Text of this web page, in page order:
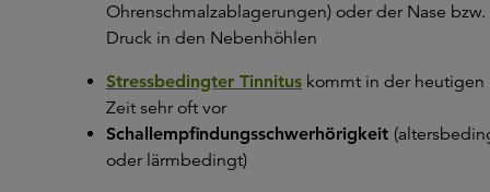
Ohrenschmalzablagerungen) oder der Nase bzw.
Druck in den Nebenhöhlen
Stressbedingter Tinnitus kommt in der heutigen
Zeit sehr oft vor
Schallempfindungsschwerhörigkeit
oder lärmbedingt)